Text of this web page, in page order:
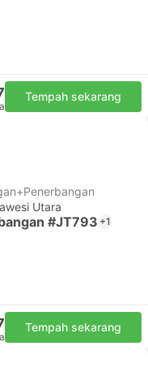
Tempah sekarang
Utara
#JT793 +1
Tempah sekarang